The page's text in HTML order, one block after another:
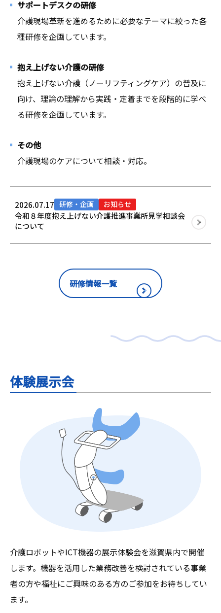
サポートデスクの研修
介護現場革新を進めるために必要なテーマに絞った各
種研修を企画しています。
抱え上げない介護の研修
抱え上げない介護（ノーリフティングケア）の普及に
向け、理論の理解から実践・定着までを段階的に学べ
る研修を企画しています。
その他
介護現場のケアについて相談・対応。
2026.07.17 研修・企画 お知らせ
令和８年度抱え上げない介護推進事業所見学相談会
について
研修情報一覧
体験展示会
介護ロボットやICT機器の展示体験会を滋賀県内で開催
します。機器を活用した業務改善を検討されている事業
者の方や福祉にご興味のある方のご参加をお待ちしてい
ます。